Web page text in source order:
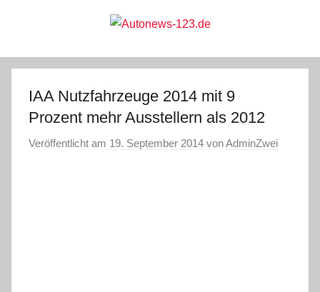
Autonews-
123.de
IAA Nutzfahrzeuge 2014 mit 9
Prozent mehr Ausstellern als 2012
Veröffentlicht am 19. September 2014 vonAdminZwei